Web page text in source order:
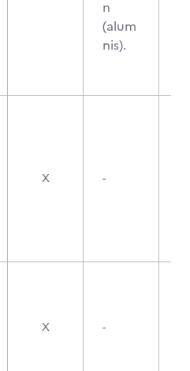
n
(alum
nis).
X -
X -